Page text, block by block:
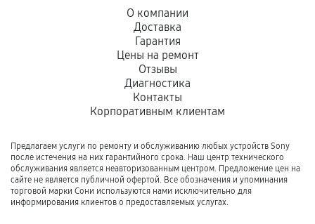
О компании
Доставка
Гарантия
Цены на ремонт
Отзывы
Диагностика
Контакты
Корпоративным клиентам
Предлагаем услуги по ремонту и обслуживанию любых устройств Sony
после истечения на них гарантийного срока. Наш центр технического
обслуживания является неавторизованным центром. Предложение цен на
сайте не является публичной офертой. Все обозначения и упоминания
торговой марки Сони используются нами исключительно для
информирования клиентов о предоставляемых услугах.